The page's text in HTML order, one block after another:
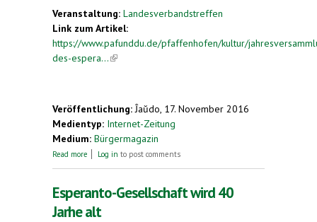
Veranstaltung: Landesverbandstreffen
Link zum Artikel:
https://www.pafunddu.de/pfaffenhofen/kultur/
des-espera...(link is external)
Veröffentlichung: Ĵaŭdo, 17. November 2016
Medientyp: Internet-Zeitung
Medium: Bürgermagazin
Read more about Jahresversammlung des Esperanto-
Log in to post comments
Esperanto-Gesellschaft wird 40
Jarhe alt